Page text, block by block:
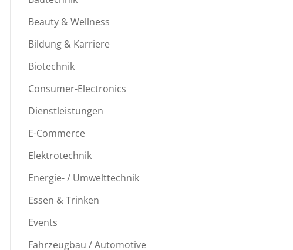
Beauty & Wellness
Bildung & Karriere
Biotechnik
Consumer-Electronics
Dienstleistungen
E-Commerce
Elektrotechnik
Energie- / Umwelttechnik
Essen & Trinken
Events
Fahrzeugbau / Automotive